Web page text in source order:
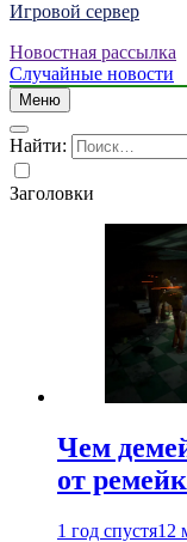
Игровой сервер
Новостная рассылка
Случайные новости
Меню
Найти:
Заголовки
Чем
от
1 год спустя12